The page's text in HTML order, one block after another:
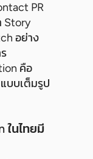
PR
Story
อย่าง
คือ
บบเต็มรูป
ในไทยมี